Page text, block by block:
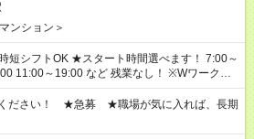
ンション＞
ート時間選べます！ 7:00～
～19:00 など 残業なし！ ※Wワークの
と合わせ週40時間超の就業はご案内できませ
、週20時間以上勤務は社会保険への加入対象
者派遣法（日雇い派遣の原則禁止）により、
就業はご案内が難しい場合があります
ください！ ★急募 ★職場が気に入れば、長期